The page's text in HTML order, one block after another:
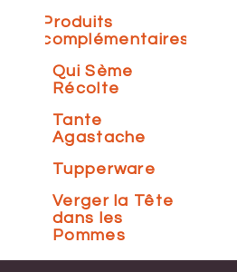
Produits
complémentaires
Qui Sème
Récolte
Tante
Agastache
Tupperware
Verger la Tête
dans les
Pommes